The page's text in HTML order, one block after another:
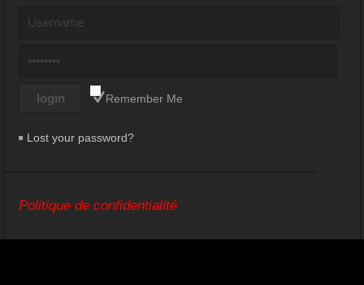
Remember Me
Lost your password?
Politique de confidentialité